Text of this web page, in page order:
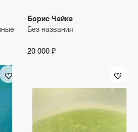
Борис Чайка
Без названия
20 000 ₽